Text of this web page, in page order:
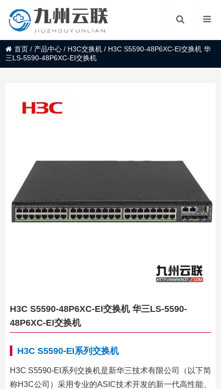
首页 / 产品中心 / H3C交换机 / H3C S5590-48P6XC-EI交换机 华
三LS-5590-48P6XC-EI交换机
H3C S5590-48P6XC-EI交换机 华三LS-5590-
48P6XC-EI交换机
H3C S5590-EI系列交换机
H3C S5590-EI系列交换机是新华三技术有限公司（以下简
称H3C公司）采用专业的ASIC技术开发的新一代高性能、